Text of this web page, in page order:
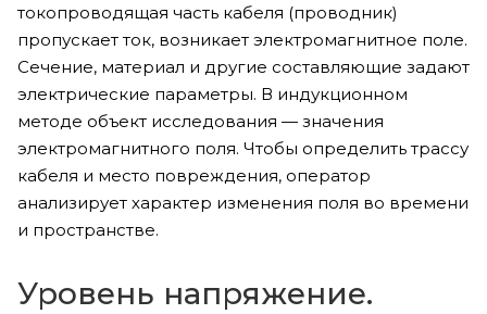
токопроводящая часть кабеля (проводник)
пропускает ток, возникает электромагнитное поле.
Сечение, материал и другие составляющие задают
электрические параметры. В индукционном
методе объект исследования — значения
электромагнитного поля. Чтобы определить трассу
кабеля и место повреждения, оператор
анализирует характер изменения поля во времени
и пространстве.
Уровень напряжение.